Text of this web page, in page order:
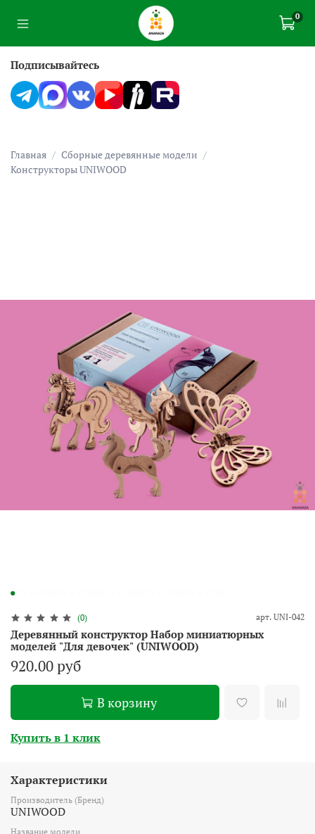
0
Главная
Сборные деревянные модели
Конструкторы UNIWOOD
(0) арт. UNI-042
Деревянный конструктор Набор миниатюрных
моделей "Для девочек" (UNIWOOD)
920.00 руб
В корзину
Купить в 1 клик
Характеристики
Производитель (Бренд)
UNIWOOD
Название модели
Подписывайтесь